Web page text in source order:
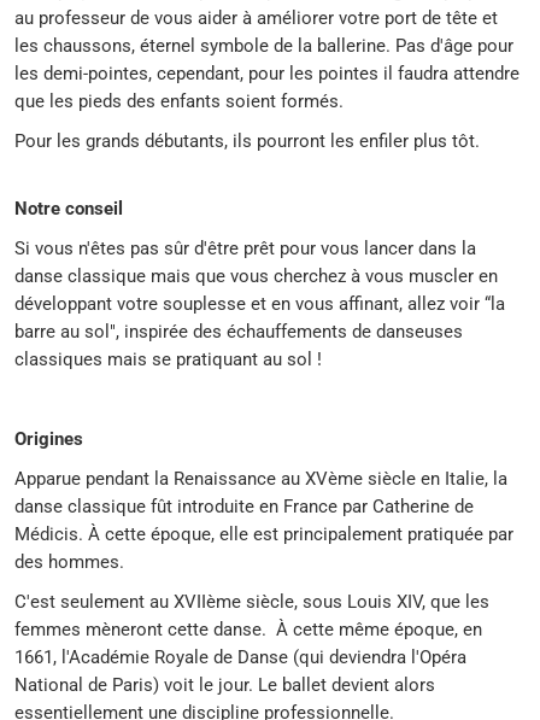
au professeur de vous aider à améliorer votre port de tête et
les chaussons, éternel symbole de la ballerine. Pas d'âge pour
les demi-pointes, cependant, pour les pointes il faudra attendre
que les pieds des enfants soient formés.
Pour les grands débutants, ils pourront les enfiler plus tôt.
Notre conseil
Si vous n'êtes pas sûr d'être prêt pour vous lancer dans la
danse classique mais que vous cherchez à vous muscler en
développant votre souplesse et en vous affinant, allez voir “la
barre au sol", inspirée des échauffements de danseuses
classiques mais se pratiquant au sol !
Origines
Apparue pendant la Renaissance au XVème siècle en Italie, la
danse classique fût introduite en France par Catherine de
Médicis. À cette époque, elle est principalement pratiquée par
des hommes.
C'est seulement au XVIIème siècle, sous Louis XIV, que les
femmes mèneront cette danse. À cette même époque, en
1661, l'Académie Royale de Danse (qui deviendra l'Opéra
National de Paris) voit le jour. Le ballet devient alors
essentiellement une discipline professionnelle.